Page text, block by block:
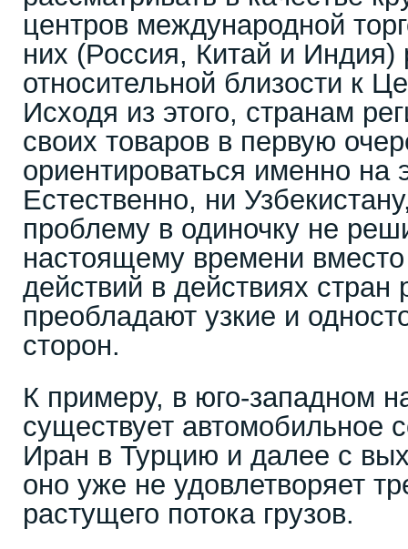
центров международной
них (Россия, Китай и
относительной близости к
Исходя из этого, странам
своих товаров в первую
ориентироваться именно на
Естественно, ни
проблему в одиночку не
настоящему времени
действий в действиях стран
преобладают узкие и
сторон.
К примеру, в юго-западном
существует автомобильное
Иран в Турцию и далее с
оно уже не удовлетворяет
растущего потока грузов.